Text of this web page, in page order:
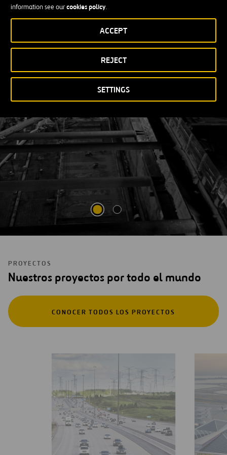
information see ourcookies policy.
SETTINGS
REJECT
ACCEPT
Enduring Growth
VER MÁSABRIR
VENTANA
PROYECTOS
Nuestros proyectos por todo el mundo
CONOCER TODOS LOS PROYECTOS